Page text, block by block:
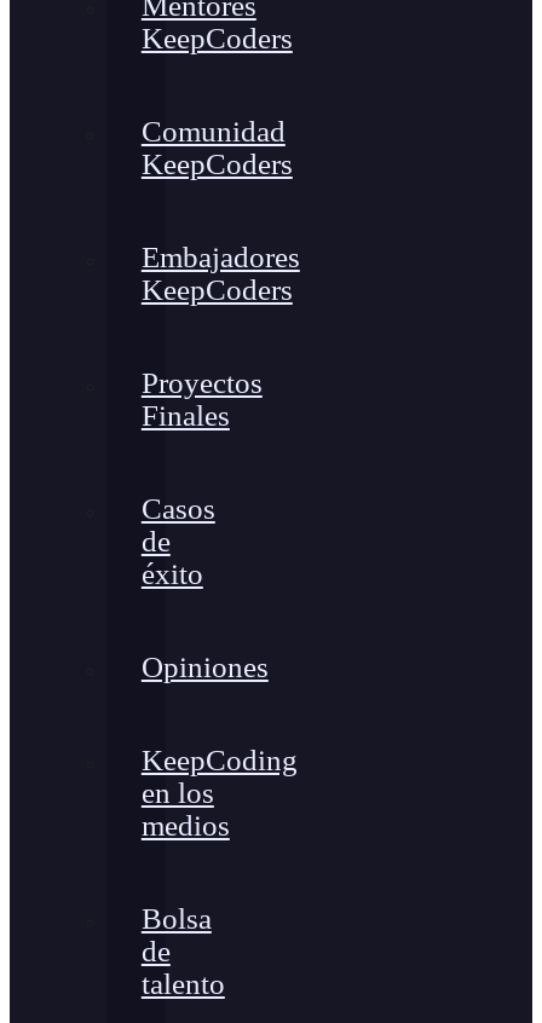
KeepCoders
Comunidad
KeepCoders
Embajadores
KeepCoders
Proyectos
Finales
Casos
de
éxito
Opiniones
KeepCoding
en los
medios
Bolsa
de
talento